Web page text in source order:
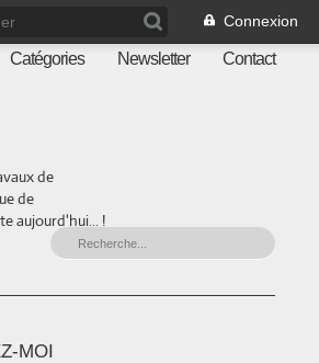
Connexion
Catégories Newsletter Contact
de
de
aujourd'hui... !
MOI